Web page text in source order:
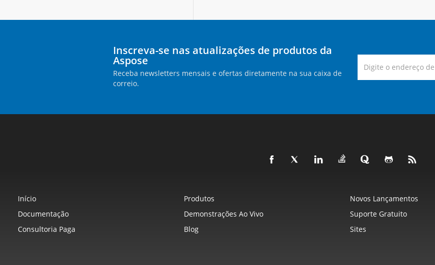
Inscreva-se nas atualizações de produtos da
Aspose
Receba newsletters mensais e ofertas diretamente na sua caixa de
correio.
Início Produtos Novos Lançamentos
Documentação
Demonstrações Ao Vivo Suporte Gratuito
Consultoria Paga
Blog Sites